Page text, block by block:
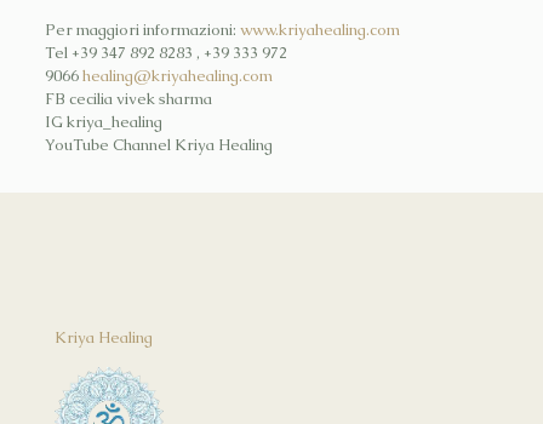
Per maggiori informazioni: www.kriyahealing.com
Tel +39 347 892 8283 , +39 333 972
9066healing@kriyahealing.com
FB cecilia vivek sharma
IG kriya_healing
YouTube Channel Kriya Healing
Kriya Healing